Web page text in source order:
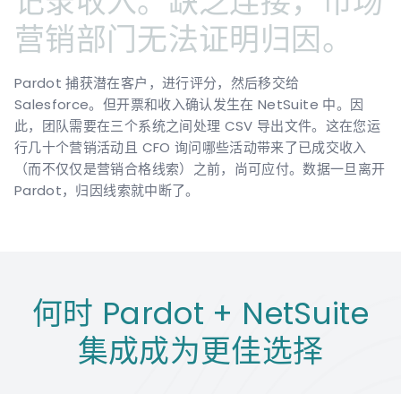
营销部门无法证明归因。
Pardot 捕获潜在客户，进行评分，然后移交给
Salesforce。但开票和收入确认发生在 NetSuite 中。因
此，团队需要在三个系统之间处理 CSV 导出文件。这在您运
行几十个营销活动且 CFO 询问哪些活动带来了已成交收入
（而不仅仅是营销合格线索）之前，尚可应付。数据一旦离开
Pardot，归因线索就中断了。
何时 Pardot + NetSuite
集成成为更佳选择